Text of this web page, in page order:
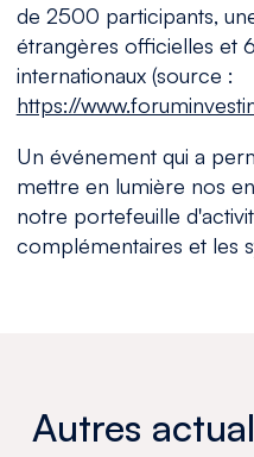
de 2500 participants,
étrangères officielles et
internationaux (source :
https://
Un événement qui a
mettre en lumière nos
notre portefeuille
complémentaires et les
Autres